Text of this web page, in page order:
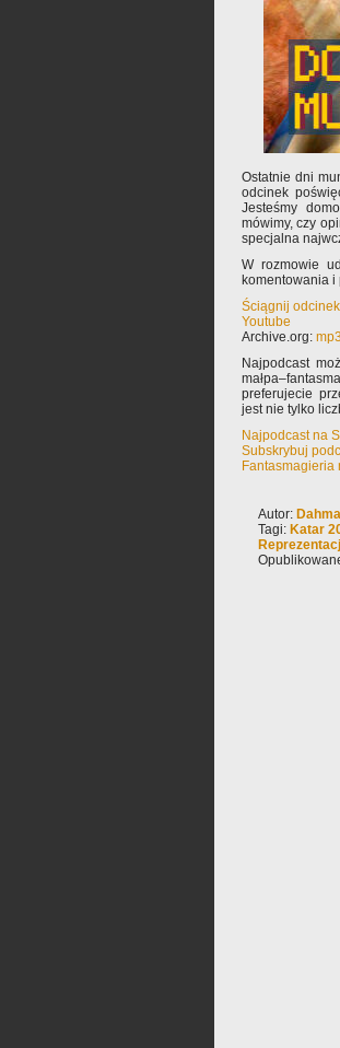
Ostatnie dni
odcinek
Jesteśmy
mówimy, czy
specjalna
W rozmowie
komentowania
Ściągnij
Youtube
Archive.org: mp3
Najpodcast
preferujecie
jest nie tylko
Najpodcast na
Subskrybuj
Fantasmagieria
Autor:
Tagi: Katar